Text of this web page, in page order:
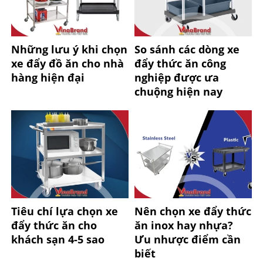
Những lưu ý khi chọn
xe đẩy đồ ăn cho nhà
hàng hiện đại
So sánh các dòng xe
đẩy thức ăn công
nghiệp được ưa
chuộng hiện nay
Tiêu chí lựa chọn xe
đẩy thức ăn cho
khách sạn 4-5 sao
Nên chọn xe đẩy thức
ăn inox hay nhựa?
Ưu nhược điểm cần
biết